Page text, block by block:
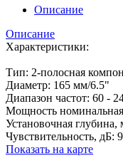
Описание
Описание
Характеристики:
Тип: 2-полосная
Диаметр: 165 мм/6.5"
Диапазон частот: 60 -
Мощность
Установочная
Чувствительность, дБ:
Показать на карте